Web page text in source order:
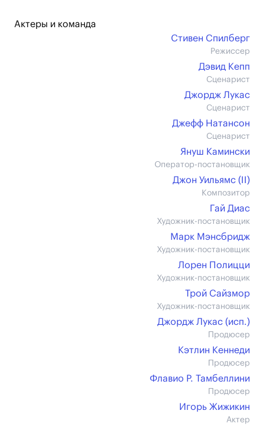
Актеры и команда
Стивен Спилберг
Режиссер
Дэвид Кепп
Сценарист
Джордж Лукас
Сценарист
Джефф Натансон
Сценарист
Януш Камински
Оператор-постановщик
Джон Уильямс (II)
Композитор
Гай Диас
Художник-постановщик
Марк Мэнсбридж
Художник-постановщик
Лорен Полицци
Художник-постановщик
Трой Сайзмор
Художник-постановщик
Джордж Лукас (иcп.)
Продюсер
Кэтлин Кеннеди
Продюсер
Флавио Р. Тамбеллини
Продюсер
Игорь Жижикин
Актер